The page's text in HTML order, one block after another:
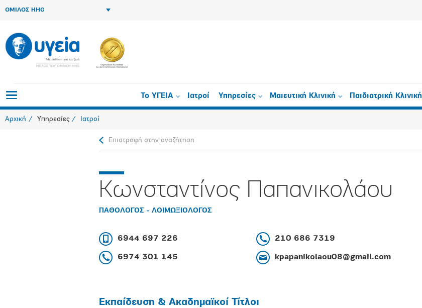
ΟΜΙΛΟΣ HHG
Το ΥΓΕΙΑ Ιατροί Υπηρεσίες Μαιευτική Κλινική Παιδιατρική Κλινική
Αρχική Υπηρεσίες Ιατροί
Επιστροφή στην αναζήτηση
Κωνσταντίνος Παπανικολάου
ΠΑΘΟΛΟΓΟΣ - ΛΟΙΜΩΞΙΟΛΟΓΟΣ
6944 697 226 210 686 7319
6974 301 145 kpapanikolaou08@gmail.com
Εκπαίδευση & Ακαδημαϊκοί Τίτλοι